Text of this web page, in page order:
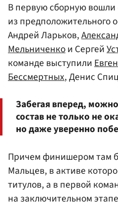
В первую сборную
из предположительного
Андрей Ларьков,
Мельниченкои Сергей
команде выступили
Бессмертных, Денис
Забегая вперед,
состав не только не
но даже уверенно
Причем финишером там
Мальцев, в активе
титулов, а в первой
на заключительном